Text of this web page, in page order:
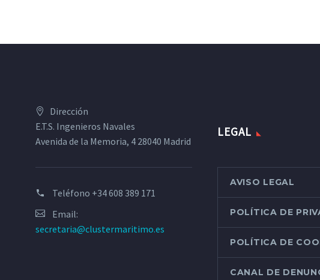
Dirección
E.T.S. Ingenieros Navales
Avenida de la Memoria, 4 28040 Madrid
Teléfono +34 608 389 171
Email:
secretaria@clustermaritimo.es
LEGAL
AVISO LEGAL
POLÍTICA DE
POLÍTICA DE
CANAL DE